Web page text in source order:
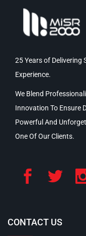
25 Years of Delivering
Experience.
We Blend
Innovation To Ensure
Powerful And
One Of Our Clients.
CONTACT US